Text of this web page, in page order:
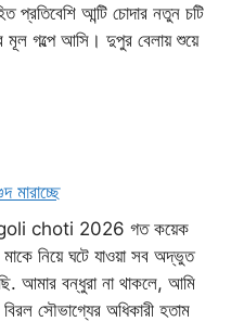
প্রতিবেশি আন্টি চোদার নতুন চটি
মূল গল্পে আসি। দুপুর বেলায় শুয়ে
মারাচ্ছে
choti 2026 গত কয়েক
নিয়ে ঘটে যাওয়া সব অদ্ভুত
আমার বন্ধুরা না থাকলে, আমি
সৌভাগ্যের অধিকারী হতাম